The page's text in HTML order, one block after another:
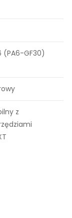
(PA6-GF30)
z